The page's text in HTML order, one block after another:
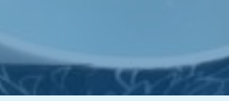
ジュエリー・ウォッチ買取